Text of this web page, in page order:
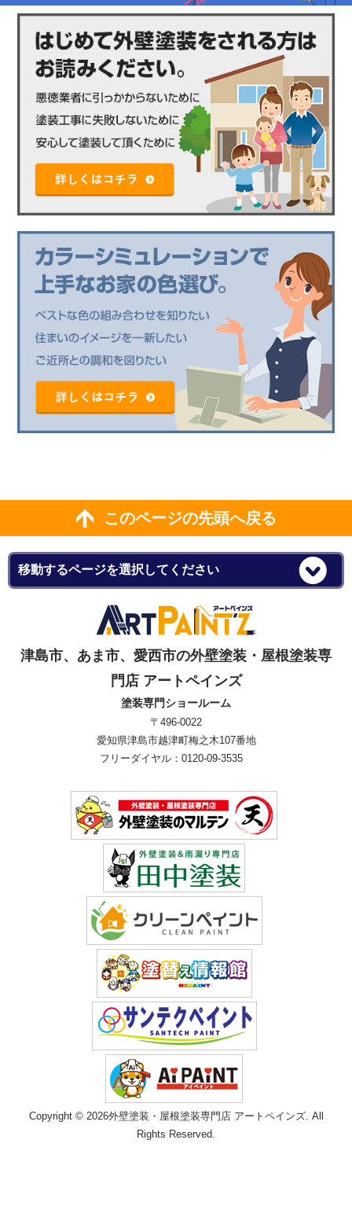
このページの先頭へ戻る
津島市、あま市、愛西市の外壁塗装・屋根塗装専
門店 アートペインズ
塗装専門ショールーム
〒496-0022
愛知県津島市越津町梅之木107番地
フリーダイヤル：0120-09-3535
Copyright © 2026外壁塗装・屋根塗装専門店 アートペインズ. All
Rights Reserved.